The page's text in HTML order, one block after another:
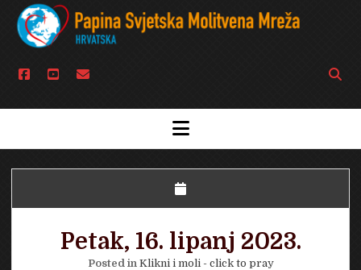
facebook
youtubeemail
Open
bar
open
menu
Petak, 16. lipanj 2023.
Posted in Klikni i moli - click to pray